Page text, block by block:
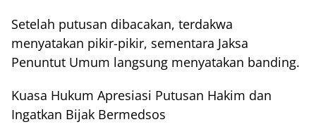
Setelah putusan dibacakan, terdakwa
menyatakan pikir-pikir, sementara Jaksa
Penuntut Umum langsung menyatakan banding.
Kuasa Hukum Apresiasi Putusan Hakim dan
Ingatkan Bijak Bermedsos